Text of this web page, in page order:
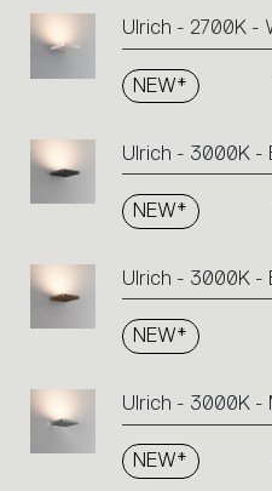
Ulrich - 2700K -
NEW*
Ulrich - 3000K -
NEW*
Ulrich - 3000K -
NEW*
Ulrich - 3000K -
NEW*